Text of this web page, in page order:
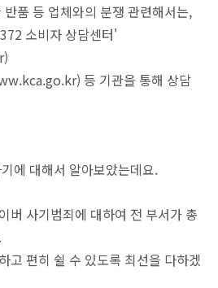
품 등 업체와의 분쟁 관련해서는,
소비자 상담센터'
등 기관을 통해 상담
에 대해서 알아보았는데요.
버 사기범죄에 대하여 전 부서가 총
고 편히 쉴 수 있도록 최선을 다하겠